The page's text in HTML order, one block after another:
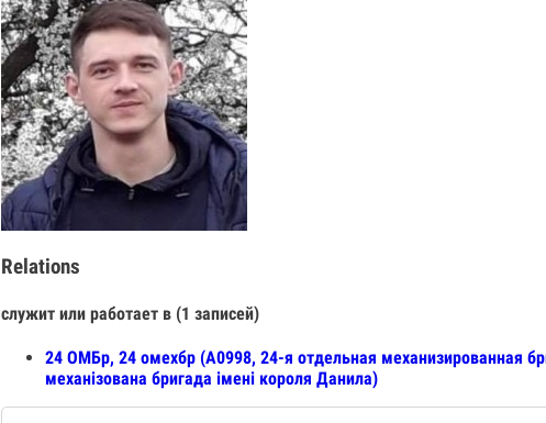
Relations
служит или работает в (1 записей)
24 ОМБр, 24 омехбр (А0998, 24-я отдельная механизированная
механізована бригада імені короля Данила)